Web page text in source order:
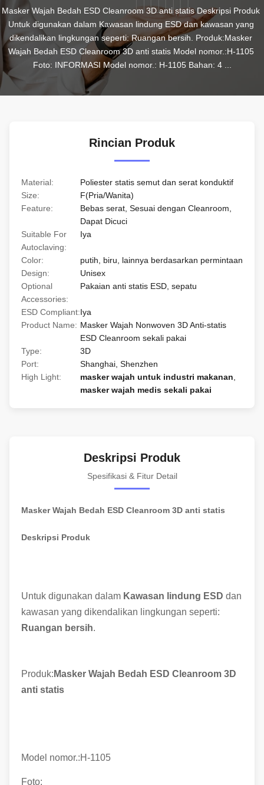
Masker Wajah Bedah ESD Cleanroom 3D anti statis Deskripsi Produk
Untuk digunakan dalam Kawasan lindung ESD dan kawasan yang
dikendalikan lingkungan seperti: Ruangan bersih. Produk:Masker
Wajah Bedah ESD Cleanroom 3D anti statis Model nomor.:H-1105
Foto: INFORMASI Model nomor.: H-1105 Bahan: 4 ...
Rincian Produk
Material:
Poliester statis semut dan serat konduktif
Size:
F(Pria/Wanita)
Feature:
Bebas serat, Sesuai dengan Cleanroom,
Dapat Dicuci
Suitable For
Autoclaving:
Iya
Color:
putih, biru, lainnya berdasarkan permintaan
Design:
Unisex
Optional
Accessories:
Pakaian anti statis ESD, sepatu
ESD Compliant:Iya
Product Name: Masker Wajah Nonwoven 3D Anti-statis
ESD Cleanroom sekali pakai
Type:
3D
Port:
Shanghai, Shenzhen
High Light:
masker wajah untuk industri makanan
masker wajah medis sekali pakai
Deskripsi Produk
Spesifikasi & Fitur Detail
Masker Wajah Bedah ESD Cleanroom 3D anti statis
Deskripsi Produk
Untuk digunakan dalam Kawasan lindung ESD dan
kawasan yang dikendalikan lingkungan seperti:
Ruangan bersih.
Produk: Masker Wajah Bedah ESD Cleanroom 3D
anti statis
Model nomor.:H-1105
Foto: